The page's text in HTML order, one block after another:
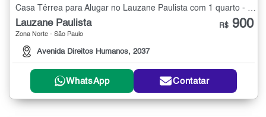
Casa Térrea para Alugar no Lauzane Paulista com 1 quarto - 30 m²
Lauzane Paulista
Zona Norte - São Paulo
Avenida Direitos Humanos, 2037
R$ 900
WhatsApp Contatar